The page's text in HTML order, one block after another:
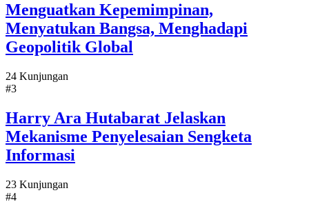
Menguatkan Kepemimpinan,
Menyatukan Bangsa, Menghadapi
Geopolitik Global
24 Kunjungan
#3
Harry Ara Hutabarat Jelaskan
Mekanisme Penyelesaian Sengketa
Informasi
23 Kunjungan
#4